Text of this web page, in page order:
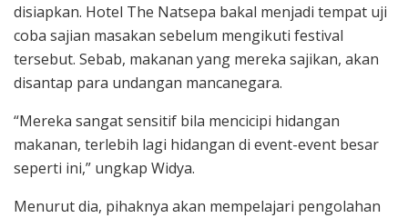
disiapkan. Hotel The Natsepa bakal menjadi tempat uji
coba sajian masakan sebelum mengikuti festival
tersebut. Sebab, makanan yang mereka sajikan, akan
disantap para undangan mancanegara.
“Mereka sangat sensitif bila mencicipi hidangan
makanan, terlebih lagi hidangan di event-event besar
seperti ini,” ungkap Widya.
Menurut dia, pihaknya akan mempelajari pengolahan